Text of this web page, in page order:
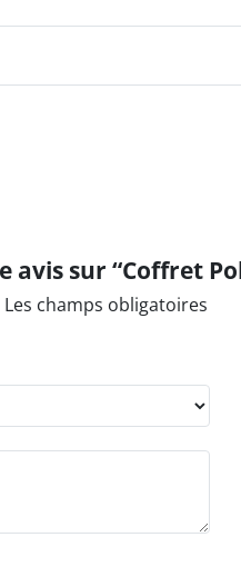
Les champs obligatoires